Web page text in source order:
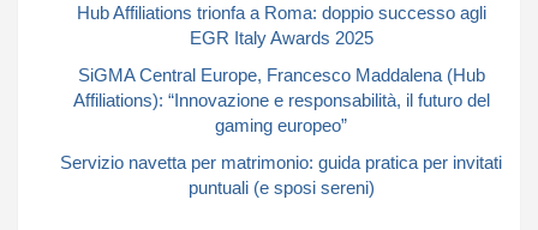
Hub Affiliations trionfa a Roma: doppio successo agli
EGR Italy Awards 2025
SiGMA Central Europe, Francesco Maddalena (Hub
Affiliations): “Innovazione e responsabilità, il futuro del
gaming europeo”
Servizio navetta per matrimonio: guida pratica per invitati
puntuali (e sposi sereni)